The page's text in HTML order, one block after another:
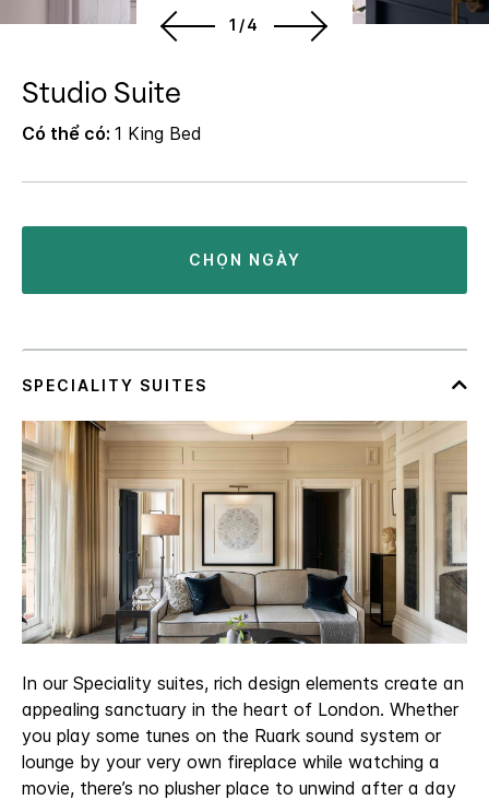
1/4
Studio Suite
Có thể có: 1 King Bed
CHỌN NGÀY
In our Speciality suites, rich design elements create an
appealing sanctuary in the heart of London. Whether
you play some tunes on the Ruark sound system or
lounge by your very own fireplace while watching a
movie, there’s no plusher place to unwind after a day